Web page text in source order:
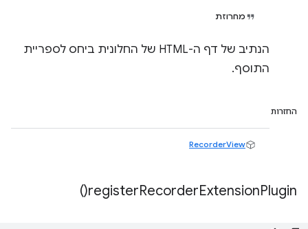
מחרוזת
הנתיב של דף ה-HTML של החלונית ביחס לספריית
התוסף.
החזרות
RecorderView
registerRecorderExtensionPlugin(
)